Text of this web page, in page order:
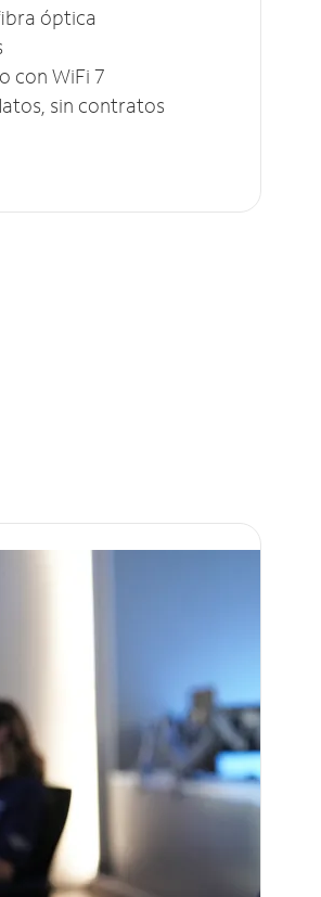
óptica
con WiFi 7
sin contratos